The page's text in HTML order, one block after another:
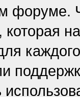
форуме.